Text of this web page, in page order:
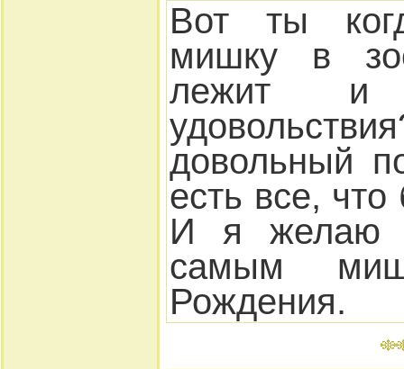
Вот ты
мишку в
лежит и
довольный
есть все,
И я желаю
самым
Рождения.